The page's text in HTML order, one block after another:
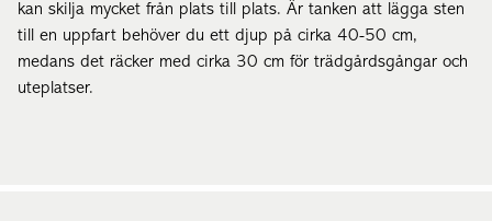
kan skilja mycket från plats till plats. Är tanken att lägga sten
till en uppfart behöver du ett djup på cirka 40-50 cm,
medans det räcker med cirka 30 cm för trädgårdsgångar och
uteplatser.